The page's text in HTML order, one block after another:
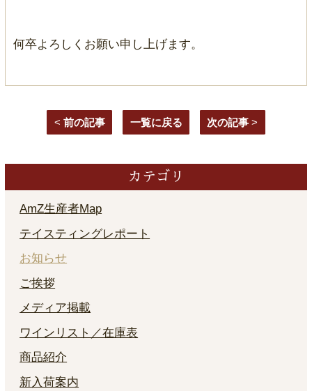
何卒よろしくお願い申し上げます。
< 前の記事 一覧に戻る 次の記事 >
カテゴリ
AmZ生産者Map
テイスティングレポート
お知らせ
ご挨拶
メディア掲載
ワインリスト／在庫表
商品紹介
新入荷案内